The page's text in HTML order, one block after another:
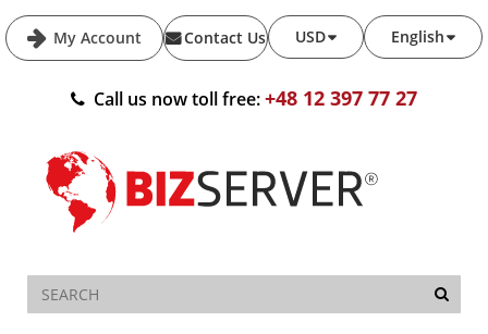
My Account English
USD
Contact Us
Call us now toll free:+48 12 397 77 27